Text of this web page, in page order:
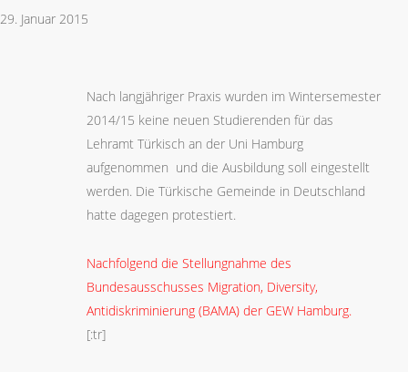
29. Januar 2015
Nach langjähriger Praxis wurden im Wintersemester
2014/15 keine neuen Studierenden für das
Lehramt Türkisch an der Uni Hamburg
aufgenommen und die Ausbildung soll eingestellt
werden. Die Türkische Gemeinde in Deutschland
hatte dagegen protestiert.
Nachfolgend die Stellungnahme des
Bundesausschusses Migration, Diversity,
Antidiskriminierung (BAMA) der GEW Hamburg.
[:tr]